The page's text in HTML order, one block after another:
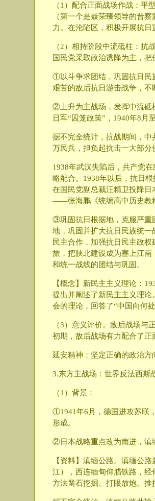
（1）配合正面战场作战：
（第一个是聂荣臻领导的晋
力。在沦陷区，积极开展抗日
（2）相持阶段中流砥柱：
国民党采取政治诱降为主，
①以斗争求团结，巩固抗日民
艰苦的敌后抗日游击战争，不
②上升为主战场，发挥中流砥
日军“囚笼政策”，1940年8月
据不完全统计，抗战期间，
万民兵，担负起抗击一大部
1938年武汉失陷后，共产党
略配合。1938年以后，抗日
在国民党副总裁汪精卫投降日
——张海鹏《统编高中历史教
③巩固抗日根据地，克服严重
地，巩固并扩大抗日民族统
民主合作，加强抗日民主政
旅，把陕北建设成为塞上江
和统一战线的团结与巩固。
【概念】新民主主义理论：
提出并阐述了新民主主义理
会的理论，回答了“中国向何
（3）意义评价。敌后战场
初期，敌后战场有力配合了正
延安精神：坚定正确的政治
3.东方主战场：世界反法西斯
（1）背景：
①1941年6月，德国进攻苏联
形成。
②日本战略重点改为南进，滇
【资料】滇缅公路。滇缅公
江），西连缅甸仰腊铁路，经
方法凿石挖掘、打眼放炮、推